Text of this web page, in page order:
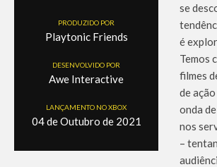
PRODUZIDO POR
Playtonic Friends
DESENVOLVIDO POR
Awe Interactive
LANÇAMENTO NO XBOX
04 de Outubro de 2021
se
é
Temos
filmes
de
onda
nos
–